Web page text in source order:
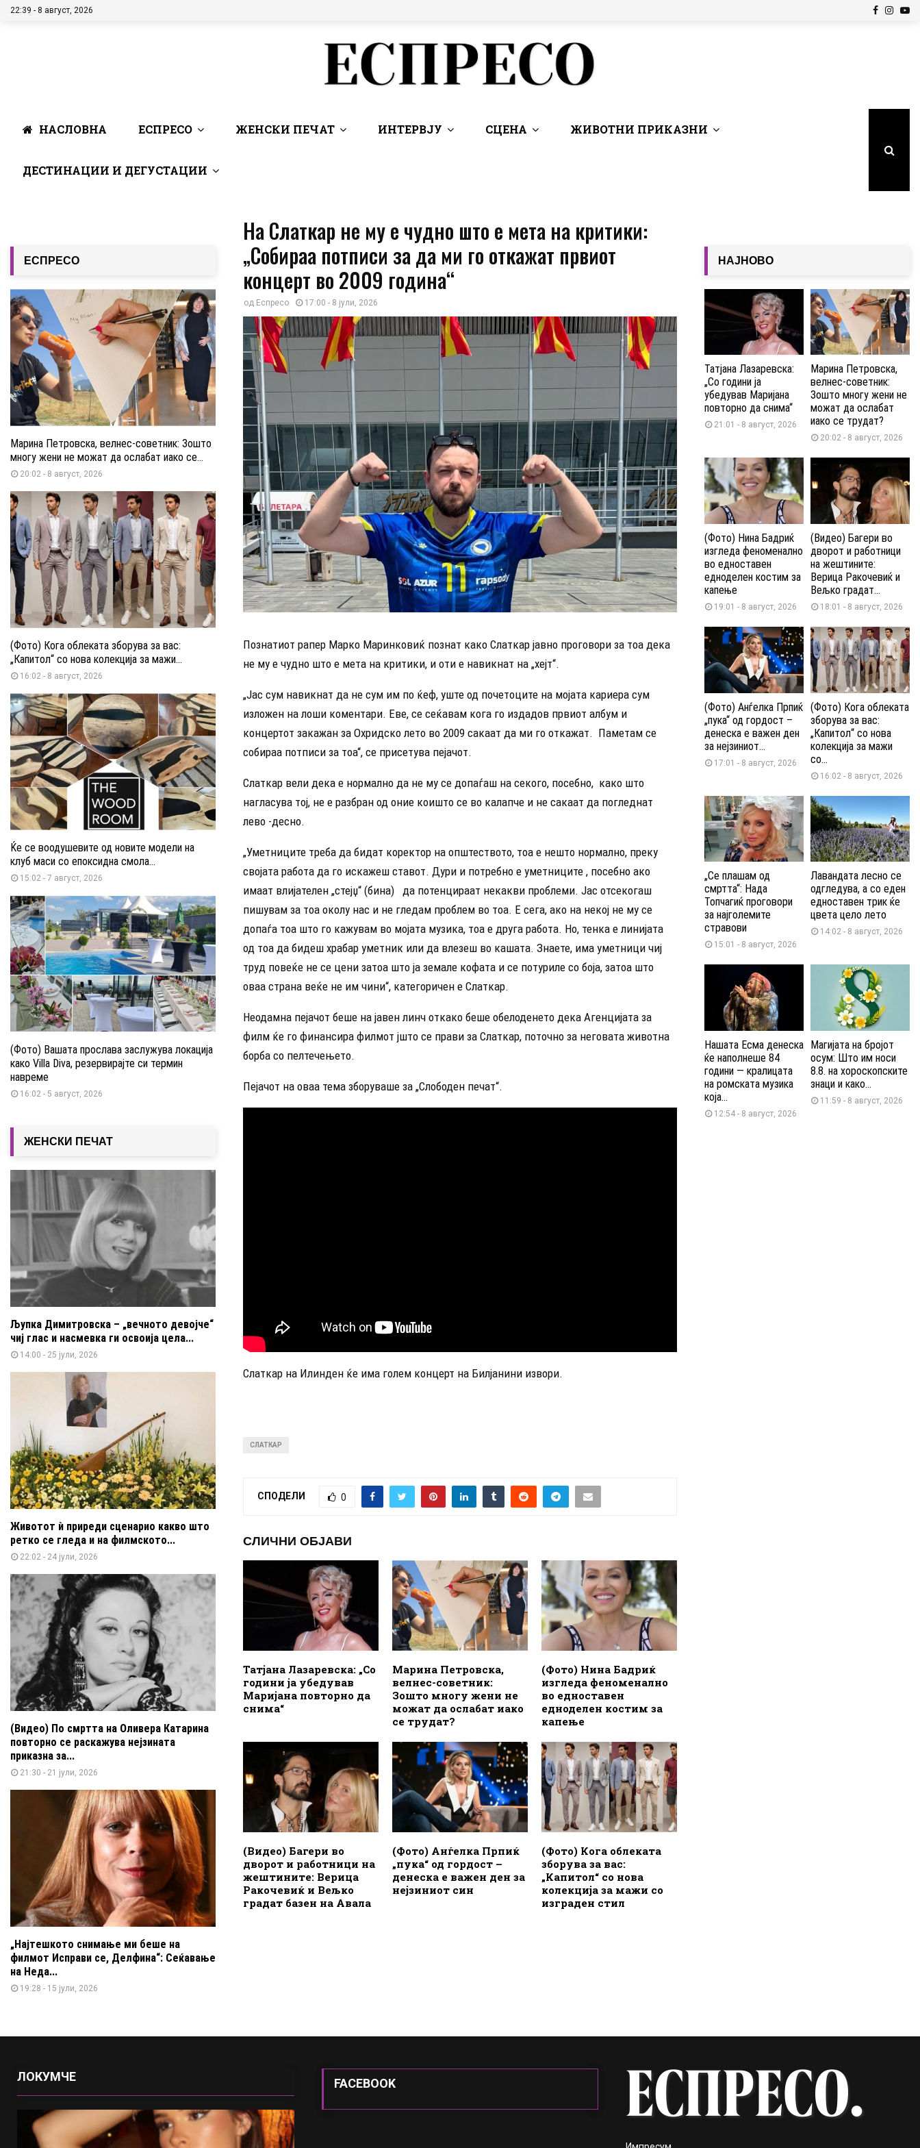
22:39 - 8 август, 2026 Facebook
НАСЛОВНА ЕСПРЕСО ЖЕНСКИ ПЕЧАТ ИНТЕРВЈУ СЦЕНА ЖИВОТНИ ПРИКАЗНИ
ДЕСТИНАЦИИ И ДЕГУСТАЦИИ
На Слаткар не му е чудно што е мета на критики:
„Собираа потписи за да ми го откажат првиот
концерт во 2009 година“
од Еспресо 17:00 - 8 јули, 2026
Познатиот рапер Марко Маринковиќ познат како Слаткар јавно проговори за тоа дека
не му е чудно што е мета на критики, и оти е навикнат на „хејт“.
„Јас сум навикнат да не сум им по ќеф, уште од почетоците на мојата кариера сум
изложен на лоши коментари. Еве, се сеќавам кога го издадов првиот албум и
концертот закажан за Охридско лето во 2009 сакаат да ми го откажат. Паметам се
собираа потписи за тоа“, се присетува пејачот.
Слаткар вели дека е нормално да не му се допаѓаш на секого, посебно, како што
нагласува тој, не е разбран од оние коишто се во калапче и не сакаат да погледнат
лево -десно.
„Уметниците треба да бидат коректор на општеството, тоа е нешто нормално, преку
својата работа да го искажеш ставот. Дури и потребно е уметниците , посебно ако
имаат влијателен „стејџ“ (бина) да потенцираат некакви проблеми. Јас отсекогаш
пишувам за тоа околу нас и не гледам проблем во тоа. Е сега, ако на некој не му се
допаѓа тоа што го кажувам во мојата музика, тоа е друга работа. Но, тенка е линијата
од тоа да бидеш храбар уметник или да влезеш во кашата. Знаете, има уметници чиј
труд повеќе не се цени затоа што ја земале кофата и се потуриле со боја, затоа што
оваа страна веќе не им чини“, категоричен е Слаткар.
Неодамна пејачот беше на јавен линч откако беше обелоденето дека Агенцијата за
филм ќе го финансира филмот јшто се прави за Слаткар, поточно за неговата животна
борба со пелтечењето.
Пејачот на оваа тема зборуваше за „Слободен печат“.
Слаткар на Илинден ќе има голем концерт на Билјанини извори.
СЛАТКАР
СПОДЕЛИ 0
СЛИЧНИ ОБЈАВИ
Татјана Лазаревска: „Со
години ја убедував
Маријана повторно да
снима“
Марина Петровска,
велнес-советник:
Зошто многу жени не
можат да ослабат иако
се трудат?
(Фото) Нина Бадриќ
изгледа феноменално
во едноставен
едноделен костим за
капење
(Видео) Багери во
дворот и работници на
жештините: Верица
Ракочевиќ и Вељко
градат базен на Авала
(Фото) Анѓелка Прпиќ
„пука“ од гордост –
денеска е важен ден за
нејзиниот син
(Фото) Кога облеката
зборува за вас:
„Капитол“ со нова
колекција за мажи со
изграден стил
ЕСПРЕСО
Марина Петровска, велнес-советник: Зошто
многу жени не можат да ослабат иако се...
20:02 - 8 август, 2026
(Фото) Кога облеката зборува за вас:
„Капитол“ со нова колекција за мажи...
16:02 - 8 август, 2026
Ќе се воодушевите од новите модели на
клуб маси со епоксидна смола...
15:02 - 7 август, 2026
(Фото) Вашата прослава заслужува локација
како Villa Diva, резервирајте си термин
навреме
16:02 - 5 август, 2026
ЖЕНСКИ ПЕЧАТ
Љупка Димитровска – „вечното девојче“
чиј глас и насмевка ги освоија цела...
14:00 - 25 јули, 2026
Животот ѝ приреди сценарио какво што
ретко се гледа и на филмското...
22:02 - 24 јули, 2026
(Видео) По смртта на Оливера Катарина
повторно се раскажува нејзината
приказна за...
21:30 - 21 јули, 2026
„Најтешкото снимање ми беше на
филмот Исправи се, Делфина“: Сеќавање
на Неда...
19:28 - 15 јули, 2026
НАЈНОВО
Татјана Лазаревска:
„Со години ја
убедував Маријана
повторно да снима“
21:01 - 8 август, 2026
Марина Петровска,
велнес-советник:
Зошто многу жени не
можат да ослабат
иако се трудат?
20:02 - 8 август, 2026
(Фото) Нина Бадриќ
изгледа феноменално
во едноставен
едноделен костим за
капење
19:01 - 8 август, 2026
(Видео) Багери во
дворот и работници
на жештините:
Верица Ракочевиќ и
Вељко градат...
18:01 - 8 август, 2026
(Фото) Анѓелка Прпиќ
„пука“ од гордост –
денеска е важен ден
за нејзиниот...
17:01 - 8 август, 2026
(Фото) Кога облеката
зборува за вас:
„Капитол“ со нова
колекција за мажи
со...
16:02 - 8 август, 2026
„Се плашам од
смртта“: Нада
Топчагиќ проговори
за најголемите
стравови
15:01 - 8 август, 2026
Лавандата лесно се
одгледува, а со еден
едноставен трик ќе
цвета цело лето
14:02 - 8 август, 2026
Нашата Есма денеска
ќе наполнеше 84
години — кралицата
на ромската музика
која...
12:54 - 8 август, 2026
Магијата на бројот
осум: Што им носи
8.8. на хороскопските
знаци и како...
11:59 - 8 август, 2026
ЛОКУМЧЕ FACEBOOK